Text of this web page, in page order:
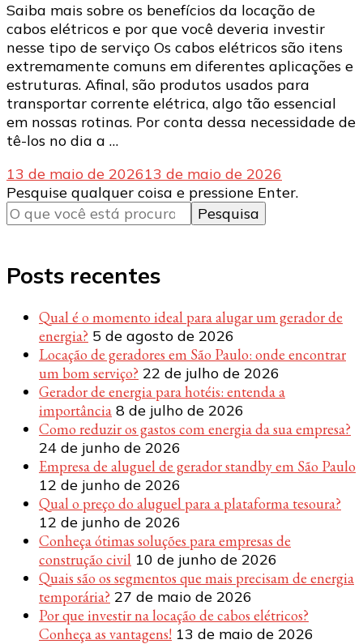
Saiba mais sobre os benefícios da locação de
cabos elétricos e por que você deveria investir
nesse tipo de serviço Os cabos elétricos são itens
extremamente comuns em diferentes aplicações e
estruturas. Afinal, são produtos usados ​​para
transportar corrente elétrica, algo tão essencial
em nossas rotinas. Por conta dessa necessidade de
tê-los no dia a …
13 de maio de 202613 de maio de 2026
Procurando
algo?
Pesquise qualquer coisa e pressione Enter.
Posts recentes
Qual é o momento ideal para alugar um gerador de
energia? 5 de agosto de 2026
Locação de geradores em São Paulo: onde encontrar
um bom serviço? 22 de julho de 2026
Gerador de energia para hotéis: entenda a
importância 8 de julho de 2026
Como reduzir os gastos com energia da sua empresa?
24 de junho de 2026
Empresa de aluguel de gerador standby em São Paulo
12 de junho de 2026
Qual o preço do aluguel para a plataforma tesoura?
12 de junho de 2026
Conheça ótimas soluções para empresas de
construção civil 10 de junho de 2026
Quais são os segmentos que mais precisam de energia
temporária? 27 de maio de 2026
Por que investir na locação de cabos elétricos?
Conheça as vantagens! 13 de maio de 2026